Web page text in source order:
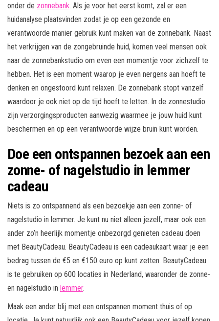
onder de zonnebank. Als je voor het eerst komt, zal er een
huidanalyse plaatsvinden zodat je op een gezonde en
verantwoorde manier gebruik kunt maken van de zonnebank. Naast
het verkrijgen van de zongebruinde huid, komen veel mensen ook
naar de zonnebankstudio om even een momentje voor zichzelf te
hebben. Het is een moment waarop je even nergens aan hoeft te
denken en ongestoord kunt relaxen. De zonnebank stopt vanzelf
waardoor je ook niet op de tijd hoeft te letten. In de zonnestudio
zijn verzorgingsproducten aanwezig waarmee je jouw huid kunt
beschermen en op een verantwoorde wijze bruin kunt worden.
Doe een ontspannen bezoek aan een
zonne- of nagelstudio in lemmer
cadeau
Niets is zo ontspannend als een bezoekje aan een zonne- of
nagelstudio in lemmer. Je kunt nu niet alleen jezelf, maar ook een
ander zo’n heerlijk momentje onbezorgd genieten cadeau doen
met BeautyCadeau. BeautyCadeau is een cadeaukaart waar je een
bedrag tussen de €5 en €150 euro op kunt zetten. BeautyCadeau
is te gebruiken op 600 locaties in Nederland, waaronder de zonne-
en nagelstudio in lemmer.
Maak een ander blij met een ontspannen moment thuis of op